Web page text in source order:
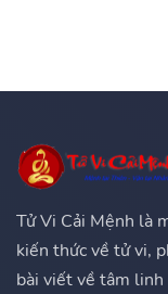
Tử Vi Cải Mệnh là
kiến thức về tử vi,
bài viết về tâm linh